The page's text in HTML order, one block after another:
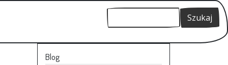
Szukaj Szukaj
Blog